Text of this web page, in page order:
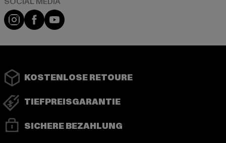
Instagram
FacebookYouTube
KOSTENLOSE RETOURE
TIEFPREISGARANTIE
SICHERE BEZAHLUNG